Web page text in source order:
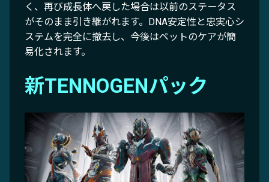
く、再び成長体へ戻した場合は以前のステータス
がそのまま引き継がれます。DNA安定性と忠実心シ
ステムを完全に撤去し、今後はペットのケアが簡
易化されます。
新TENNOGENパック